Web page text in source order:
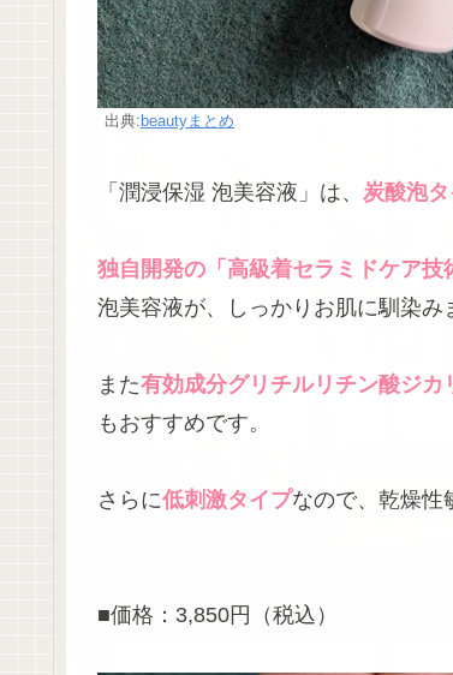
出典: beautyまとめ
「潤浸保湿 泡美容液」は、 炭酸泡
独自開発の「高級着セラミドケア技
泡美容液が、しっかりお肌に馴染み
また有効成分グリチルリチン酸ジカ
もおすすめです。
さらに低刺激タイプなので、乾燥性
■価格：3,850円（税込）